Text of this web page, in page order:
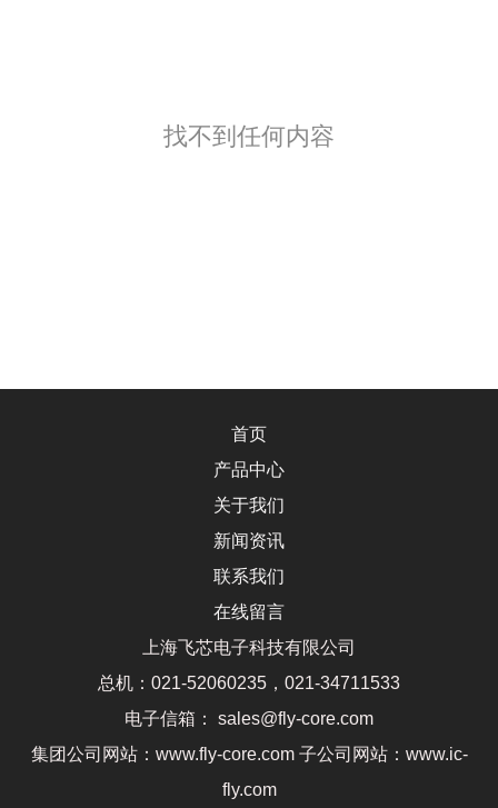
找不到任何内容
首页
产品中心
关于我们
新闻资讯
联系我们
在线留言
上海飞芯电子科技有限公司
总机：021-52060235，021-34711533
电子信箱： sales@fly-core.com
集团公司网站：www.fly-core.com 子公司网站：www.ic-
fly.com